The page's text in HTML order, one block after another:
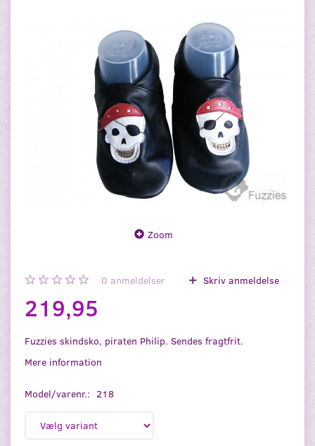
Zoom
0 anmeldelser Skriv anmeldelse
219,95
Fuzzies skindsko, piraten Philip. Sendes fragtfrit.
Mere information
Model/varenr.: 218